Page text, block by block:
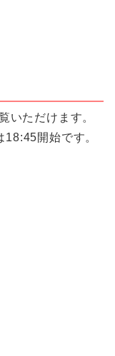
いただけます。
開始です。